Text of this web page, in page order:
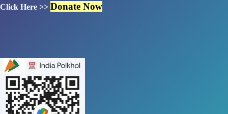
Click Here >> Donate Now